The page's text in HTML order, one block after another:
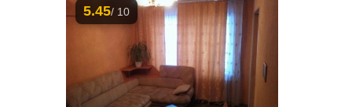
5.45/ 10